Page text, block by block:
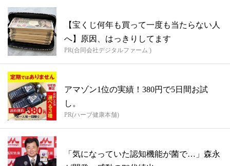
【宝くじ何年も買って一度も当たらない人
へ】原因、はっきりしてます
PR(合同会社デジタルファーム )
アマゾン1位の実績！380円で5日間お試
し。
PR(ハーブ健康本舗)
「気になっていた認知機能が菌で…」森永